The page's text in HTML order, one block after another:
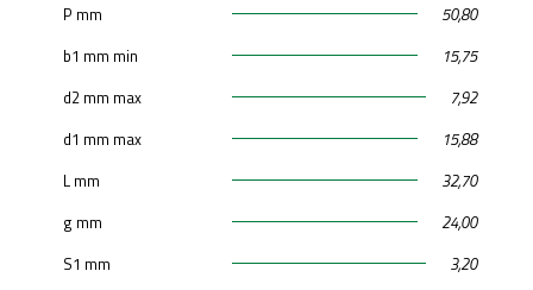
P mm
50,80
b1 mm min
15,75
d2 mm max
7,92
d1 mm max
15,88
L mm
32,70
g mm
24,00
S1 mm
3,20